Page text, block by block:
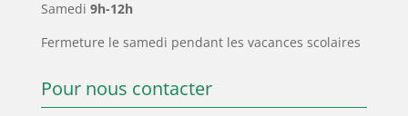
Samedi 9h-12h
Fermeture le samedi pendant les vacances scolaires
Pour nous contacter